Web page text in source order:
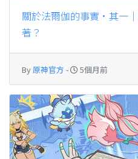
關於法爾伽的事實•其一
著？
By 原神官方 - 5個月前